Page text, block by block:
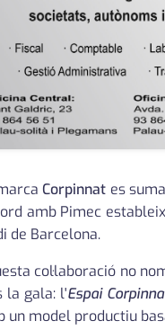
Corpinnat es
amb Pimec
de Barcelona.
col·laboració no
la gala: l'Espai
un model productiu